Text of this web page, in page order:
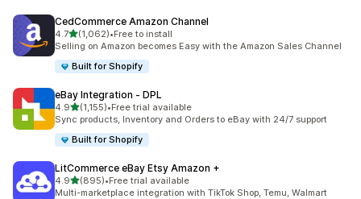
CedCommerce Amazon Channel
4.7เต็ม 5 ดาว
(1,062)
ทั้งหมด 1062 รีวิว
•Free to install
Selling on Amazon becomes Easy with the Amazon Sales Channel
Built for Shopify
eBay Integration ‑ DPL
4.9เต็ม 5 ดาว
(1,155)
ทั้งหมด 1155 รีวิว
•Free trial available
Sync products, Inventory and Orders to eBay with 24/7 support
Built for Shopify
LitCommerce eBay Etsy Amazon +
4.9เต็ม 5 ดาว
(895)
ทั้งหมด 895 รีวิว
•Free trial available
Multi-marketplace integration with TikTok Shop, Temu, Walmart